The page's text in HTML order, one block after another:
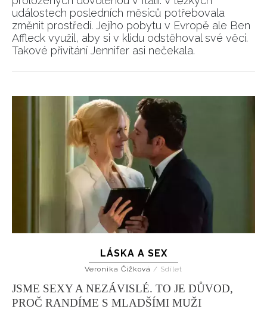
událostech posledních měsíců potřebovala
změnit prostředí. Jejího pobytu v Evropě ale Ben
Affleck využil, aby si v klidu odstěhoval své věci.
Takové přivítání Jennifer asi nečekala.
LÁSKA A SEX
Veronika Čížková / Sdílet
JSME SEXY A NEZÁVISLÉ. TO JE DŮVOD,
PROČ RANDÍME S MLADŠÍMI MUŽI